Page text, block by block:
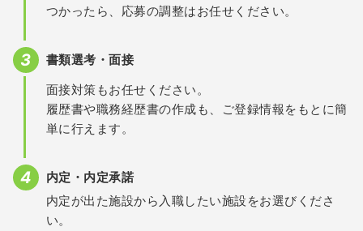
つかったら、応募の調整はお任せください。
書類選考・面接
面接対策もお任せください。
履歴書や職務経歴書の作成も、ご登録情報をもとに簡
単に行えます。
内定・内定承諾
内定が出た施設から入職したい施設をお選びくださ
い。